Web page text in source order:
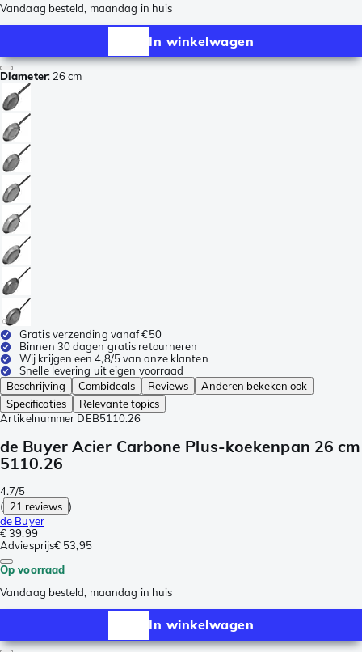
Vandaag besteld, maandag in huis
In winkelwagen
Diameter: 26 cm
Gratis verzending vanaf €50
Binnen 30 dagen gratis retourneren
Wij krijgen een 4,8/5 van onze klanten
Snelle levering uit eigen voorraad
Beschrijving
Combideals Reviews
Anderen bekeken ook
Specificaties
Relevante topics
Artikelnummer DEB5110.26
de Buyer Acier Carbone Plus-koekenpan 26 cm
5110.26
4.7/5
( 21 reviews )
de Buyer
€ 39,99
Adviesprijs€ 53,95
Op voorraad
Vandaag besteld, maandag in huis
In winkelwagen